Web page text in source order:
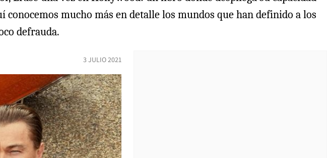
mucho más en detalle los mundos que han definido a los
defrauda.
3 JULIO 2021